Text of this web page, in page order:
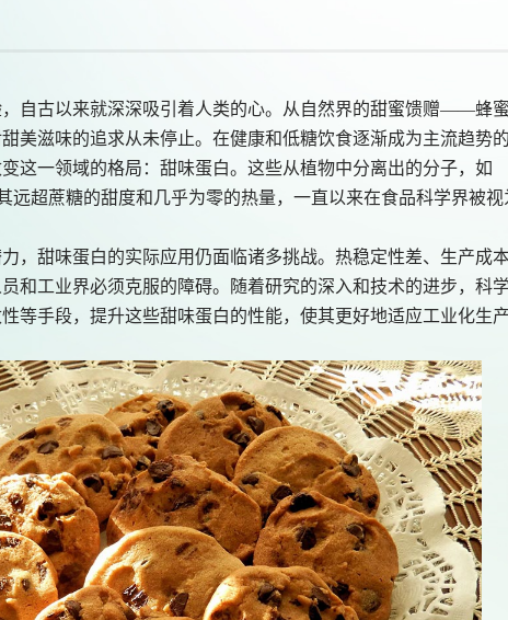
自古以来就深深吸引着人类的心。从自然界的甜蜜馈赠——蜂蜜
美滋味的追求从未停止。在健康和低糖饮食逐渐成为主流趋势
这一领域的格局：甜味蛋白。这些从植物中分离出的分子，如
其远超蔗糖的甜度和几乎为零的热量，一直以来在食品科学界被
，甜味蛋白的实际应用仍面临诸多挑战。热稳定性差、生产成
和工业界必须克服的障碍。随着研究的深入和技术的进步，科学
等手段，提升这些甜味蛋白的性能，使其更好地适应工业化生